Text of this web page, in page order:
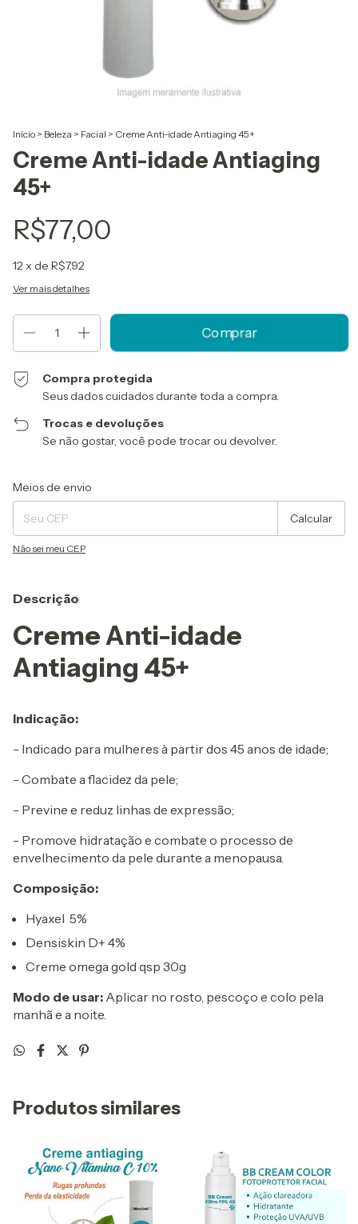
Início > Beleza > Facial > Creme Anti-idade Antiaging 45+
Creme Anti-idade Antiaging
45+
R$77,00
12x de R$7,92
Ver mais detalhes
Compra protegida
Seus dados cuidados durante toda a compra.
Trocas e devoluções
Se não gostar, você pode trocar ou devolver.
Entregas para o CEP:
Meios de envio
Calcular
Não sei meu CEP
Descrição
Creme Anti-idade
Antiaging 45+
Indicação:
- Indicado para mulheres à partir dos 45 anos de idade;
- Combate a flacidez da pele;
- Previne e reduz linhas de expressão;
- Promove hidratação e combate o processo de
envelhecimento da pele durante a menopausa.
Composição:
Hyaxel 5%
Densiskin D+ 4%
Creme omega gold qsp 30g
Modo de usar: Aplicar no rosto, pescoço e colo pela
manhã e a noite.
Produtos similares